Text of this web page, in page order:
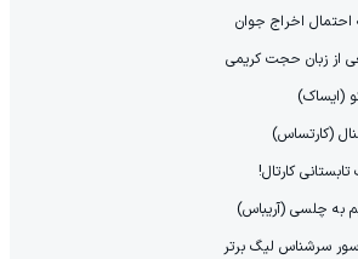
احتمال اخراج جوان
از زبان حجت کریمی
(ایساک)
(کارتساس)
به چلسی (آریباس)
سرشناس لیگ برتر